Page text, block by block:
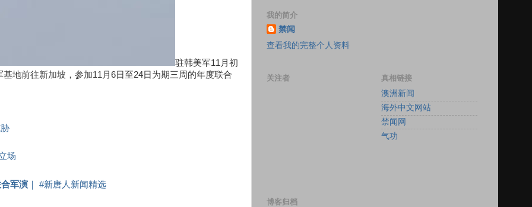
驻韩美军11月初
地前往新加坡，参加11月6日至24日为期三周的年度联合
场
军演 ｜ #新唐人新闻精选
我的简介
禁闻
查看我的完整个人资料
关注者
真相链接
澳洲新闻
海外中文网站
禁闻网
气功
博客归档